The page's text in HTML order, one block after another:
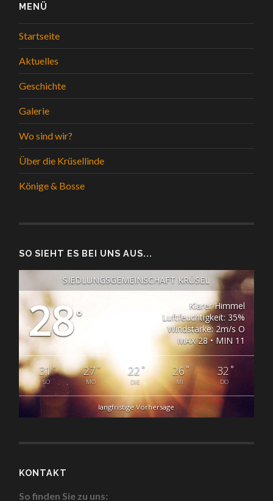
MENÜ
Startseite
Aktuelles
Geschichte
Galerie
Wo sind wir?
Über die Krüsellinde
Könige & Bosse
SO SIEHT ES BEI UNS AUS...
SIEDLUNGSGEMEINSCHAFT KRÜSEL
28°
Klarer Himmel
Luftfeuchtigkeit: 35%
Windstärke: 2m/s O
MAX 28 • MIN 11
31°
SO
27°
MO
22 °
DIE
26°
MI
32 °
DO
langfristige Vorhersage
KONTAKT
So finden Sie zu uns: